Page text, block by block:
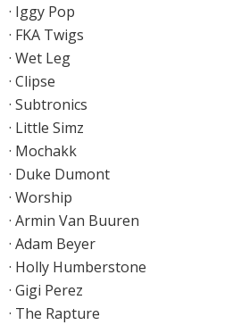
· Iggy Pop
· FKA Twigs
· Wet Leg
· Clipse
· Subtronics
· Little Simz
· Mochakk
· Duke Dumont
· Worship
· Armin Van Buuren
· Adam Beyer
· Holly Humberstone
· Gigi Perez
· The Rapture